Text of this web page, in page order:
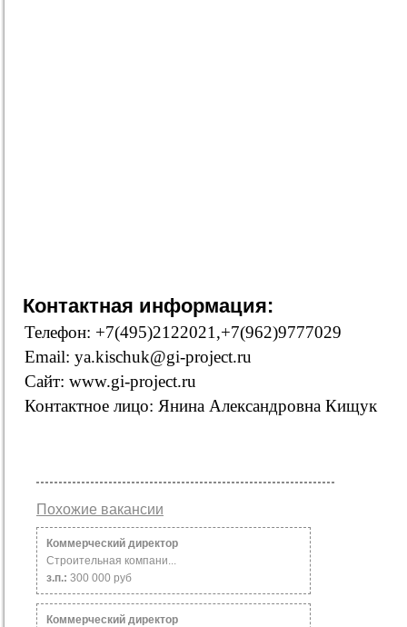
Контактная информация:
Телефон: +7(495)2122021,+7(962)9777029
Email: ya.kischuk@gi-project.ru
Сайт: www.gi-project.ru
Контактное лицо: Янина Александровна Кищук
Похожие вакансии
Коммерческий директор
Строительная компани...
з.п.: 300 000 руб
Коммерческий директор